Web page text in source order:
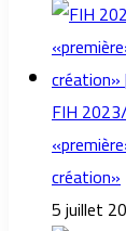
FIH
création»
5 juillet